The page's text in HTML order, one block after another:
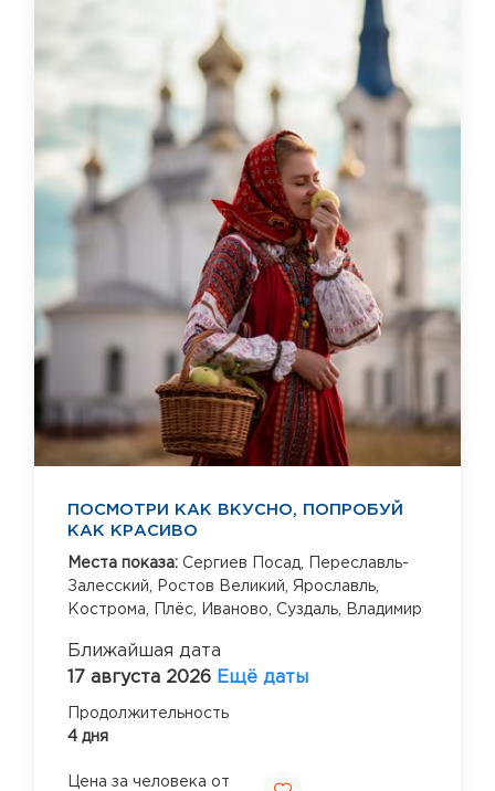
ПОСМОТРИ КАК ВКУСНО, ПОПРОБУЙ
КАК КРАСИВО
Места показа: Сергиев Посад,
Переславль-
Залесский,
Ростов Великий, Ярославль,
Кострома,
Плёс, Иваново, Суздаль, Владимир
Ближайшая дата
17 августа 2026 Ещё даты
Продолжительность
4 дня
Цена за человека от